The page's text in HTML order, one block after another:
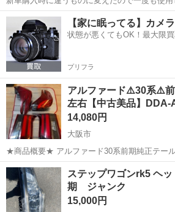
タ#ピクシス#バン＃ダイハツ#スズキ #テール
大阪 岸和田市 東岸和田駅 外装、
【家に眠ってる】カメ
状態が悪くてもOK！最大限
プリフラ
アルファード⚠️30系⚠️前
左右【中古美品】
14,080円
大阪市
★商品概要★ アルファード30系前期純正テールライト 左右4点 ★商品
説明★ メーカー トヨタ アルファード30系前期車から外した純正テー
ルライト4点
大阪 大阪市 外装、車外用品 テー
ステップワゴンrk5 ヘ
期 ジャンク
15,000円